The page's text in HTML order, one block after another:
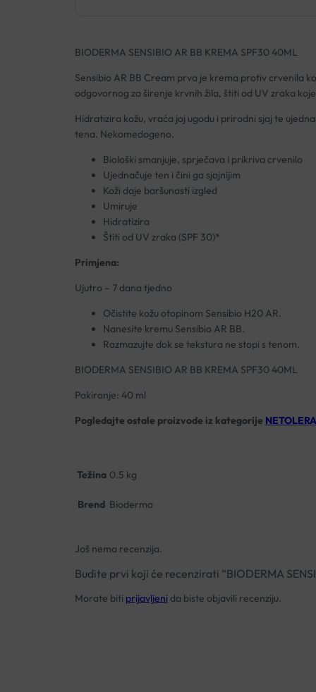
BIODERMA SENSIBIO AR BB KREMA SPF30 40ML
Sensibio AR BB Cream prva je krema protiv crvenila
odgovornog za širenje krvnih žila, štiti od UV zraka
Hidratizira kožu, vraća joj ugodu i prirodni sjaj te
tena. Nekomedogeno.
Biološki smanjuje, sprječava i prikriva crvenilo
Ujednačuje ten i čini ga sjajnijim
Koži daje baršunasti izgled
Umiruje
Hidratizira
Štiti od UV zraka (SPF 30)*
Primjena:
Ujutro – 7 dana tjedno
Očistite kožu otopinom Sensibio H20 AR.
Nanesite kremu Sensibio AR BB.
Razmazujte dok se tekstura ne stopi s tenom.
BIODERMA SENSIBIO AR BB KREMA SPF30 40ML
Pakiranje: 40 ml
Pogledajte ostale proizvode iz kategorije
Težina 0.5 kg
Brend Bioderma
Još nema recenzija.
Budite prvi koji će recenzirati “BIODERMA
Morate biti prijavljeni da biste objavili recenziju.